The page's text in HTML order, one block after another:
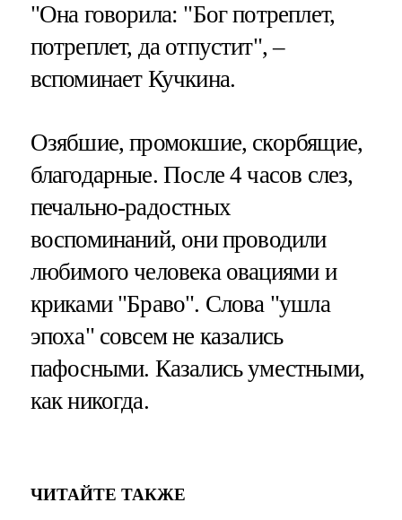
"Она говорила: "Бог потреплет,
потреплет, да отпустит", –
вспоминает Кучкина.
Озябшие, промокшие, скорбящие,
благодарные. После 4 часов слез,
печально-радостных
воспоминаний, они проводили
любимого человека овациями и
криками "Браво". Слова "ушла
эпоха" совсем не казались
пафосными. Казались уместными,
как никогда.
ЧИТАЙТЕ ТАКЖЕ